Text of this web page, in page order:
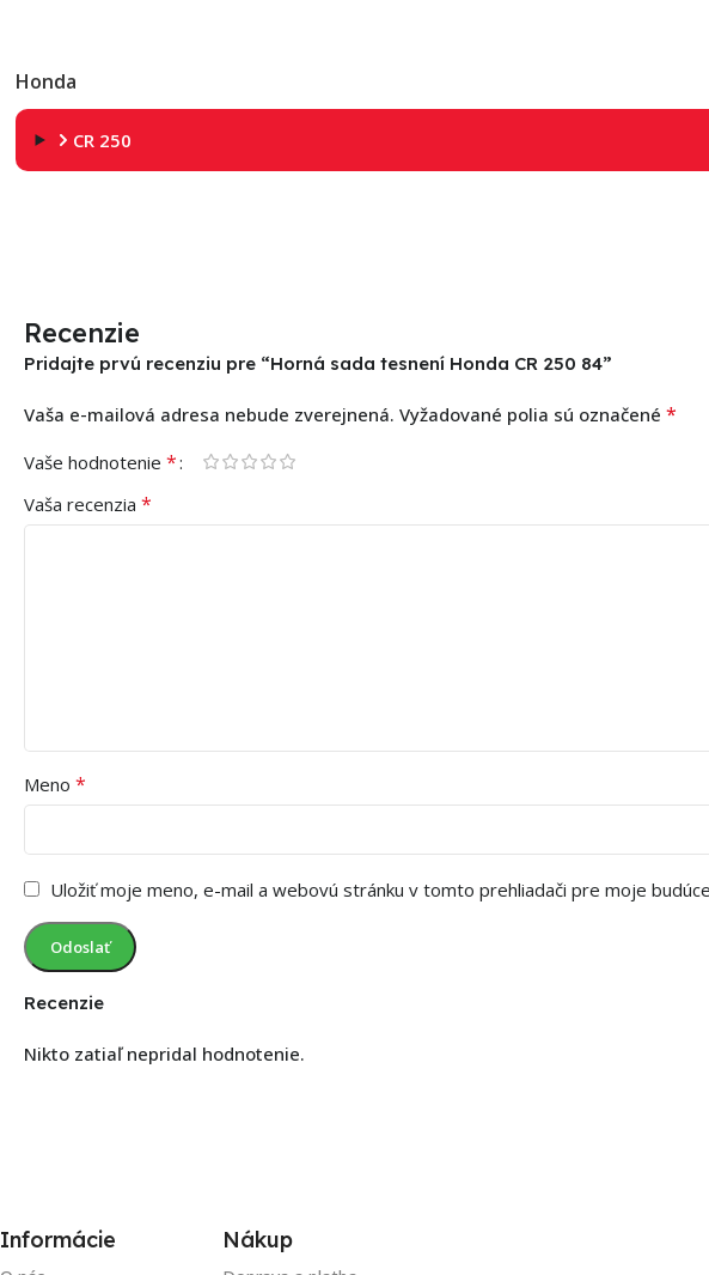
Honda
CR 250
Recenzie
Recenzie
Nikto zatiaľ nepridal hodnotenie.
Pridajte prvú recenziu pre “Horná sada tesnení Honda CR 250 84”
Vaša e-mailová adresa nebude zverejnená. Vyžadované polia sú označené *
Vaše hodnotenie *
Vaša recenzia *
Meno *
Uložiť moje meno, e-mail a webovú stránku v tomto prehliadači pre moje
Informácie Nákup